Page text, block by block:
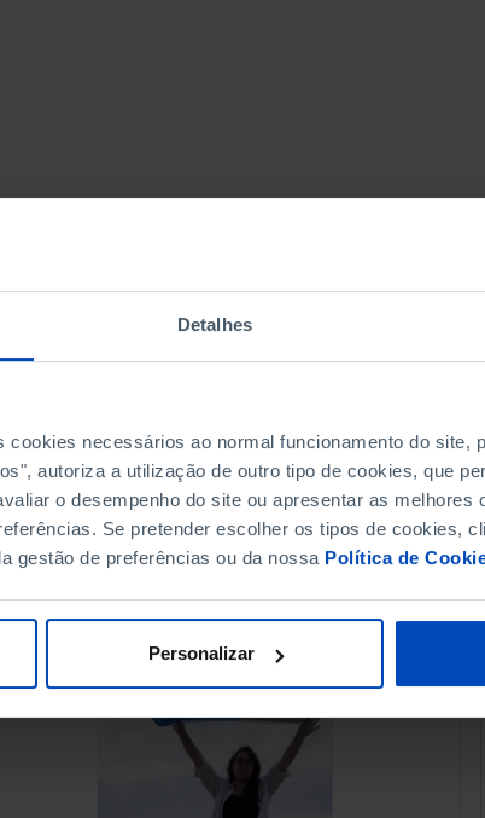
Detalhes
cookies necessários ao normal funcionamento do site,
autoriza a utilização de outro tipo de cookies, que
o desempenho do site ou apresentar as melhores
Se pretender escolher os tipos de cookies,
gestão de preferências ou da nossa Política de
Personalizar